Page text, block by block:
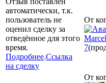
автоматически, т.к.
пользователь не
оценил сделку за
отведённое для этого
время.
Подробнее.Ссылка
на сделку
От
Marcel
7
От